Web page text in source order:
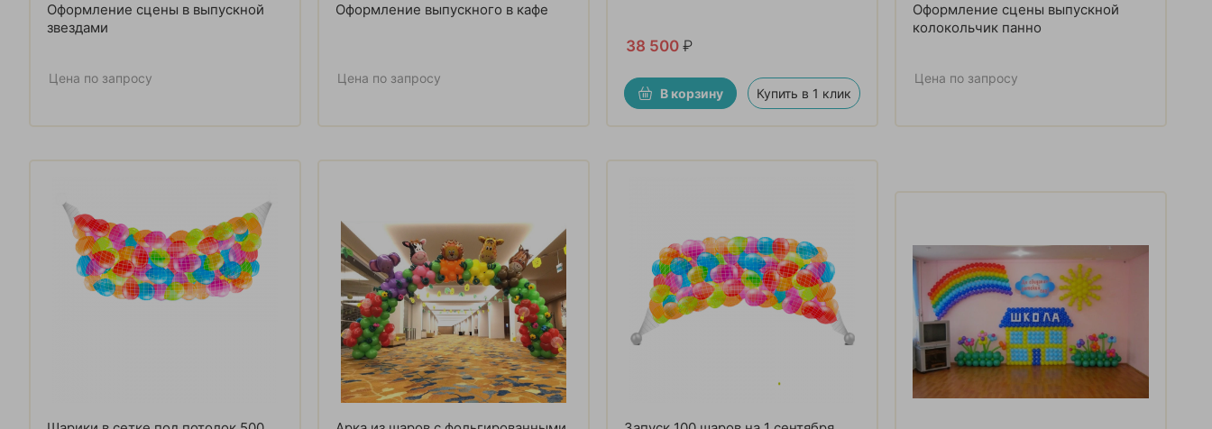
Оформление сцены в выпускной
звездами
Цена по запросу
Оформление выпускного в кафе
Цена по запросу
38 500 ₽
В корзину Купить в 1 клик
Оформление сцены выпускной
колокольчик панно
Цена по запросу